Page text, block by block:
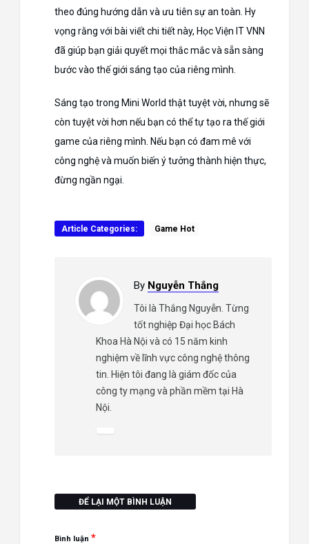
theo đúng hướng dẫn và ưu tiên sự an toàn. Hy
vọng rằng với bài viết chi tiết này, Học Viện IT VNN
đã giúp bạn giải quyết mọi thắc mắc và sẵn sàng
bước vào thế giới sáng tạo của riêng mình.
Sáng tạo trong Mini World thật tuyệt vời, nhưng sẽ
còn tuyệt vời hơn nếu bạn có thể tự tạo ra thế giới
game của riêng mình. Nếu bạn có đam mê với
công nghệ và muốn biến ý tưởng thành hiện thực,
đừng ngần ngại.
Article Categories: Game Hot
By Nguyễn Thắng
Tôi là Thắng Nguyễn. Từng
tốt nghiệp Đại học Bách
Khoa Hà Nội và có 15 năm kinh
nghiệm về lĩnh vực công nghệ thông
tin. Hiện tôi đang là giám đốc của
công ty mạng và phần mềm tại Hà
Nội.
ĐỂ LẠI MỘT BÌNH LUẬN
Bình luận *